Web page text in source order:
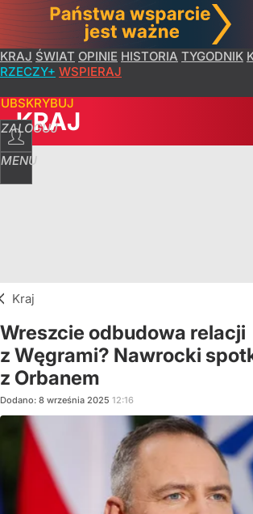
KRAJ ŚWIAT OPINIE HISTORIA TYGODNIK
RZECZY+ WSPIERAJ
ZALOGUJ
MENU
KRAJ
Kraj
Wreszcie odbudowa relacji
z Węgrami? Nawrocki
z Orbanem
Dodano: 8 września 2025 12:16